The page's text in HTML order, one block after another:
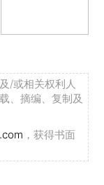
/或相关权利人
、摘编、复制及
，获得书面